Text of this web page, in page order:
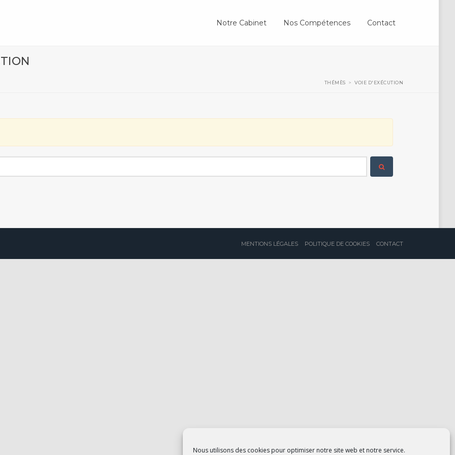
Nous utilisons des cookies pour optimiser notre site web et notre service.
Notre Cabinet Nos Compétences Contact
THÉMÈS > VOIE D'EXÉCUTION
MENTIONS LÉGALES POLITIQUE DE COOKIES CONTACT